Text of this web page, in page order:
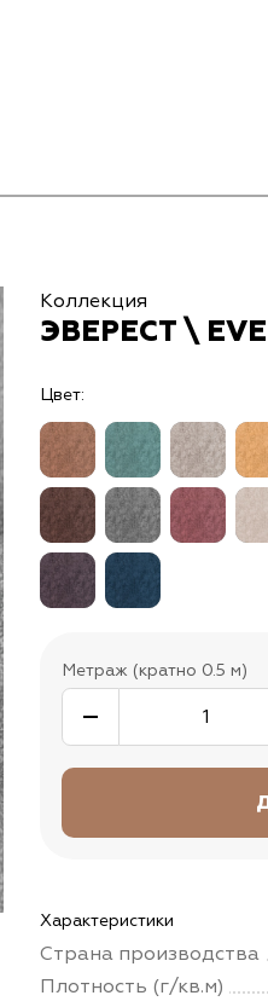
Коллекция
ЭВЕРЕСТ \
Цвет:
Метраж (кратно 0.5 м)
Характеристики
Страна производства
Плотность (г/кв.м)